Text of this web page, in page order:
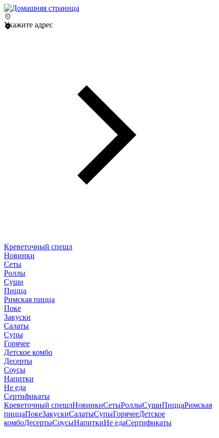
Укажите адрес
Креветочный спешл
Новинки
Сеты
Роллы
Суши
Пицца
Римская пицца
Поке
Закуски
Салаты
Супы
Горячее
Детское комбо
Десерты
Соусы
Напитки
Не еда
Сертификаты
Креветочный спешлНовинкиСетыРоллыСушиПиццаРимская
пиццаПокеЗакускиСалатыСупыГорячееДетское
комбоДесертыСоусыНапиткиНе едаСертификаты